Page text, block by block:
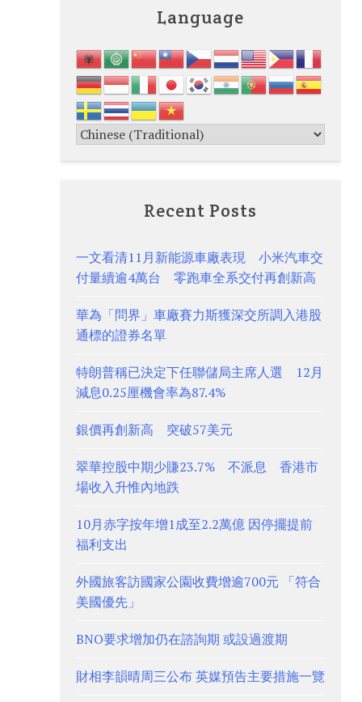
Language
Recent Posts
一文看清11月新能源車廠表現 小米汽車交
付量續逾4萬台 零跑車全系交付再創新高
華為「問界」車廠賽力斯獲深交所調入港股
通標的證券名單
特朗普稱已決定下任聯儲局主席人選 12月
減息0.25厘機會率為87.4%
銀價再創新高 突破57美元
翠華控股中期少賺23.7% 不派息 香港市
場收入升惟內地跌
10月赤字按年增1成至2.2萬億 因停擺提前
福利支出
外國旅客訪國家公園收費增逾700元 「符合
美國優先」
BNO要求增加仍在諮詢期 或設過渡期
財相李韻晴周三公布 英媒預告主要措施一覽